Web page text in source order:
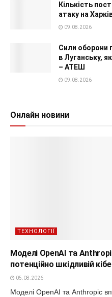
Кількість
атаку на
09.08.2026
Сили оборони
в Луганську,
– АТЕШ
09.08.2026
Онлайн новини
ТЕХНОЛОГІЇ
Моделі OpenAI та
потенційно шкідливій
05.08.2026
Моделі OpenAI та Anthropic